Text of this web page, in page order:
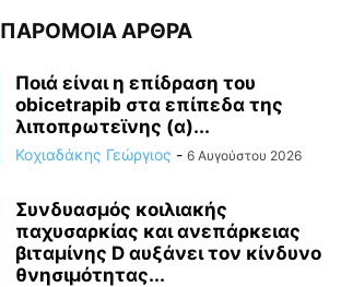
ΠΑΡΟΜΟΙΑ ΑΡΘΡΑ
Ποιά είναι η επίδραση του
obicetrapib στα επίπεδα της
λιποπρωτεϊνης (α)...
Κοχιαδάκης Γεώργιος - 6 Αυγούστου 2026
Συνδυασμός κοιλιακής
παχυσαρκίας και ανεπάρκειας
βιταμίνης D αυξάνει τον κίνδυνο
θνησιμότητας...